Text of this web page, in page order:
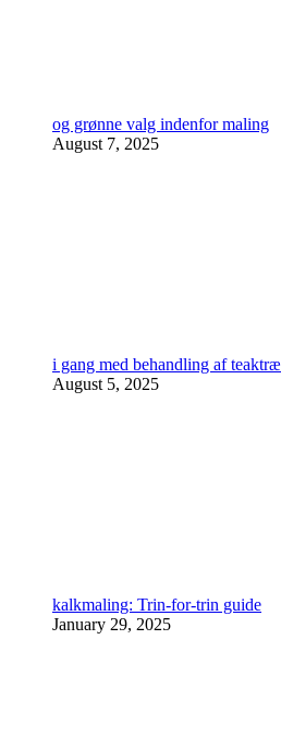
og grønne valg indenfor maling
August 7, 2025
i gang med behandling af teaktræ
August 5, 2025
kalkmaling: Trin-for-trin guide
January 29, 2025